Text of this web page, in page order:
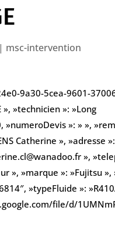
| msc-intervention
9a30-5cea-9601-
», »technicien »: »Long
»numeroDevis »: » »,
Catherine », »adresse
»,
», »marque »: »Fujitsu »,
»typeFluide »:
file/d/